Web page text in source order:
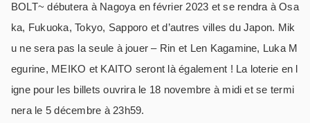
BOLT~ débutera à Nagoya en février 2023 et se rendra à Osa
ka, Fukuoka, Tokyo, Sapporo et d’autres villes du Japon. Mik
u ne sera pas la seule à jouer – Rin et Len Kagamine, Luka M
egurine, MEIKO et KAITO seront là également ! La loterie en l
igne pour les billets ouvrira le 18 novembre à midi et se termi
nera le 5 décembre à 23h59.